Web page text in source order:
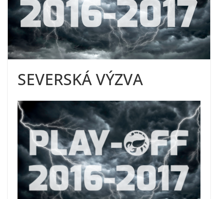
SEVERSKÁ VÝZVA